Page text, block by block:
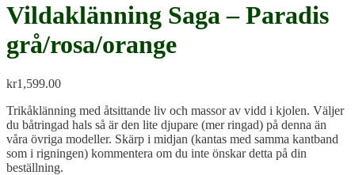
Vildaklänning Saga – Paradis
grå/rosa/orange
kr1,599.00
Trikåklänning med åtsittande liv och massor av vidd i kjolen. Väljer
du båtringad hals så är den lite djupare (mer ringad) på denna än
våra övriga modeller. Skärp i midjan (kantas med samma kantband
som i rigningen) kommentera om du inte önskar detta på din
beställning.